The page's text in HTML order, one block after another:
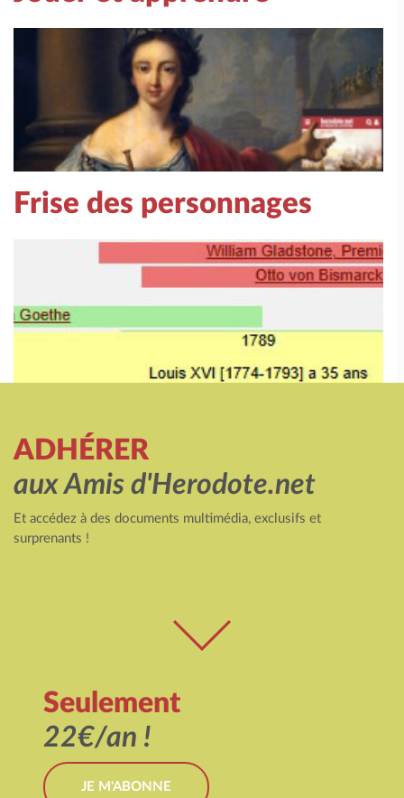
Frise des personnages
ADHÉRER
aux Amis d'Herodote.net
Et accédez à des documents multimédia, exclusifs et
surprenants !
Seulement
22€/an !
JE M'ABONNE